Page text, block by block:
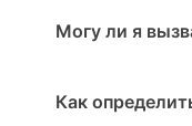
Могу ли я
Как